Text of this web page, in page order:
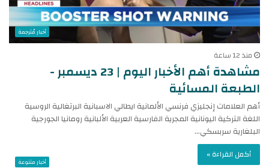
أخبار مُترجمة
منذ 12 ساعة
مشاهدة أهم الأخبار اليوم | 23 ديسمبر -
الطبعة المسائية
أهم العلامات إنجليزي فرنسي الألمانية ايطالي الاسبانية البرتغالية الروسية
اللغة التركية اليونانية المجرية الفارسية العربية الألبانية رومانيا الجورجية
البلغارية سربسكي…
أكمل القراءة »
أخبار متنوعة